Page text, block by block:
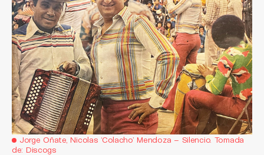
Jorge Oñate, Nicolas ‘Colacho’ Mendoza – Silencio. Tomada
de: Discogs